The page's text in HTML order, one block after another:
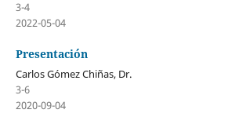
3-4
2022-05-04
Presentación
Carlos Gómez Chiñas, Dr.
3-6
2020-09-04